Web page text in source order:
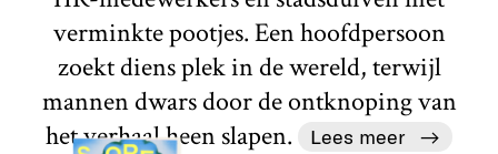
verminkte pootjes. Een hoofdpersoon
zoekt diens plek in de wereld, terwijl
mannen dwars door de ontknoping van
het verhaal heen slapen.
Lees meer